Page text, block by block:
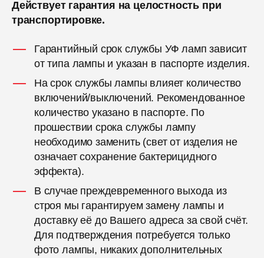
Действует гарантия на целостность при
транспортировке.
Гарантийный срок службы УФ ламп зависит
от типа лампы и указан в паспорте изделия.
На срок службы лампы влияет количество
включений/выключений. Рекомендованное
количество указано в паспорте. По
прошествии срока службы лампу
необходимо заменить (свет от изделия не
означает сохранение бактерицидного
эффекта).
В случае преждевременного выхода из
строя мы гарантируем замену лампы и
доставку её до Вашего адреса за свой счёт.
Для подтверждения потребуется только
фото лампы, никаких дополнительных